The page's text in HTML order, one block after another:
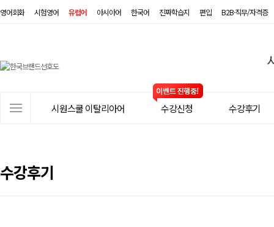
영어회화 시험영어 유럽어 아시아어 한국어 진짜학습지 편입 B2B·직무/자격증
원
쿨
뉴
시원스쿨 이탈리아어 수강신청 수강후기
수강후기